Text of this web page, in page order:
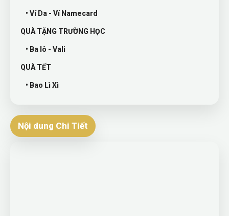
• Ví Da - Ví Namecard
QUÀ TẶNG TRƯỜNG HỌC
• Ba lô - Vali
QUÀ TẾT
• Bao Lì Xì
Nội dung Chi Tiết